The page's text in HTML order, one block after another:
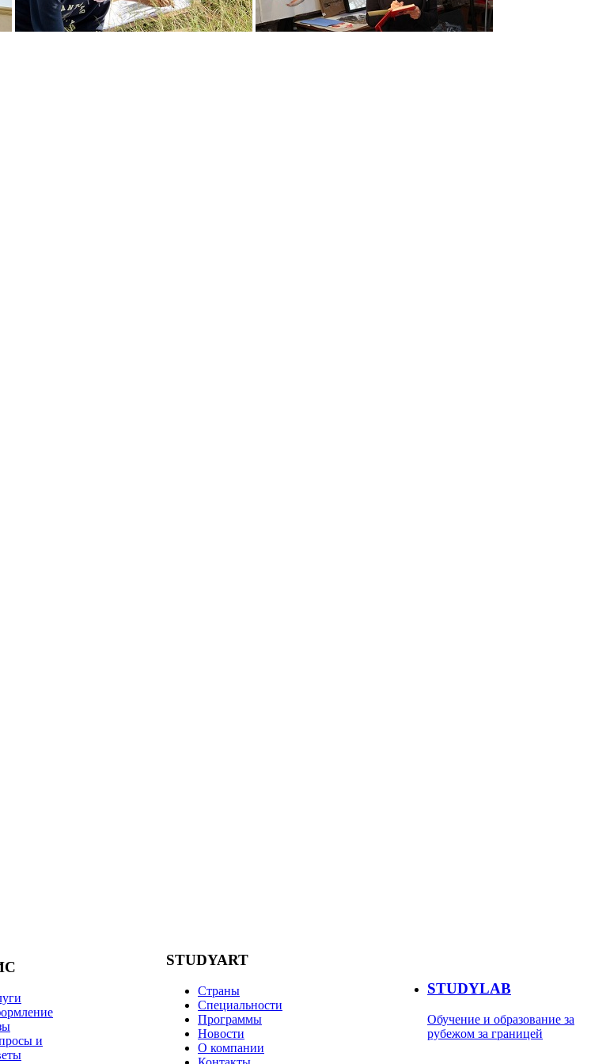
и
STUDYART
Страны
Специальности
Программы
Новости
О компании
STUDYLAB
Обучение и образование за
рубежом за границей